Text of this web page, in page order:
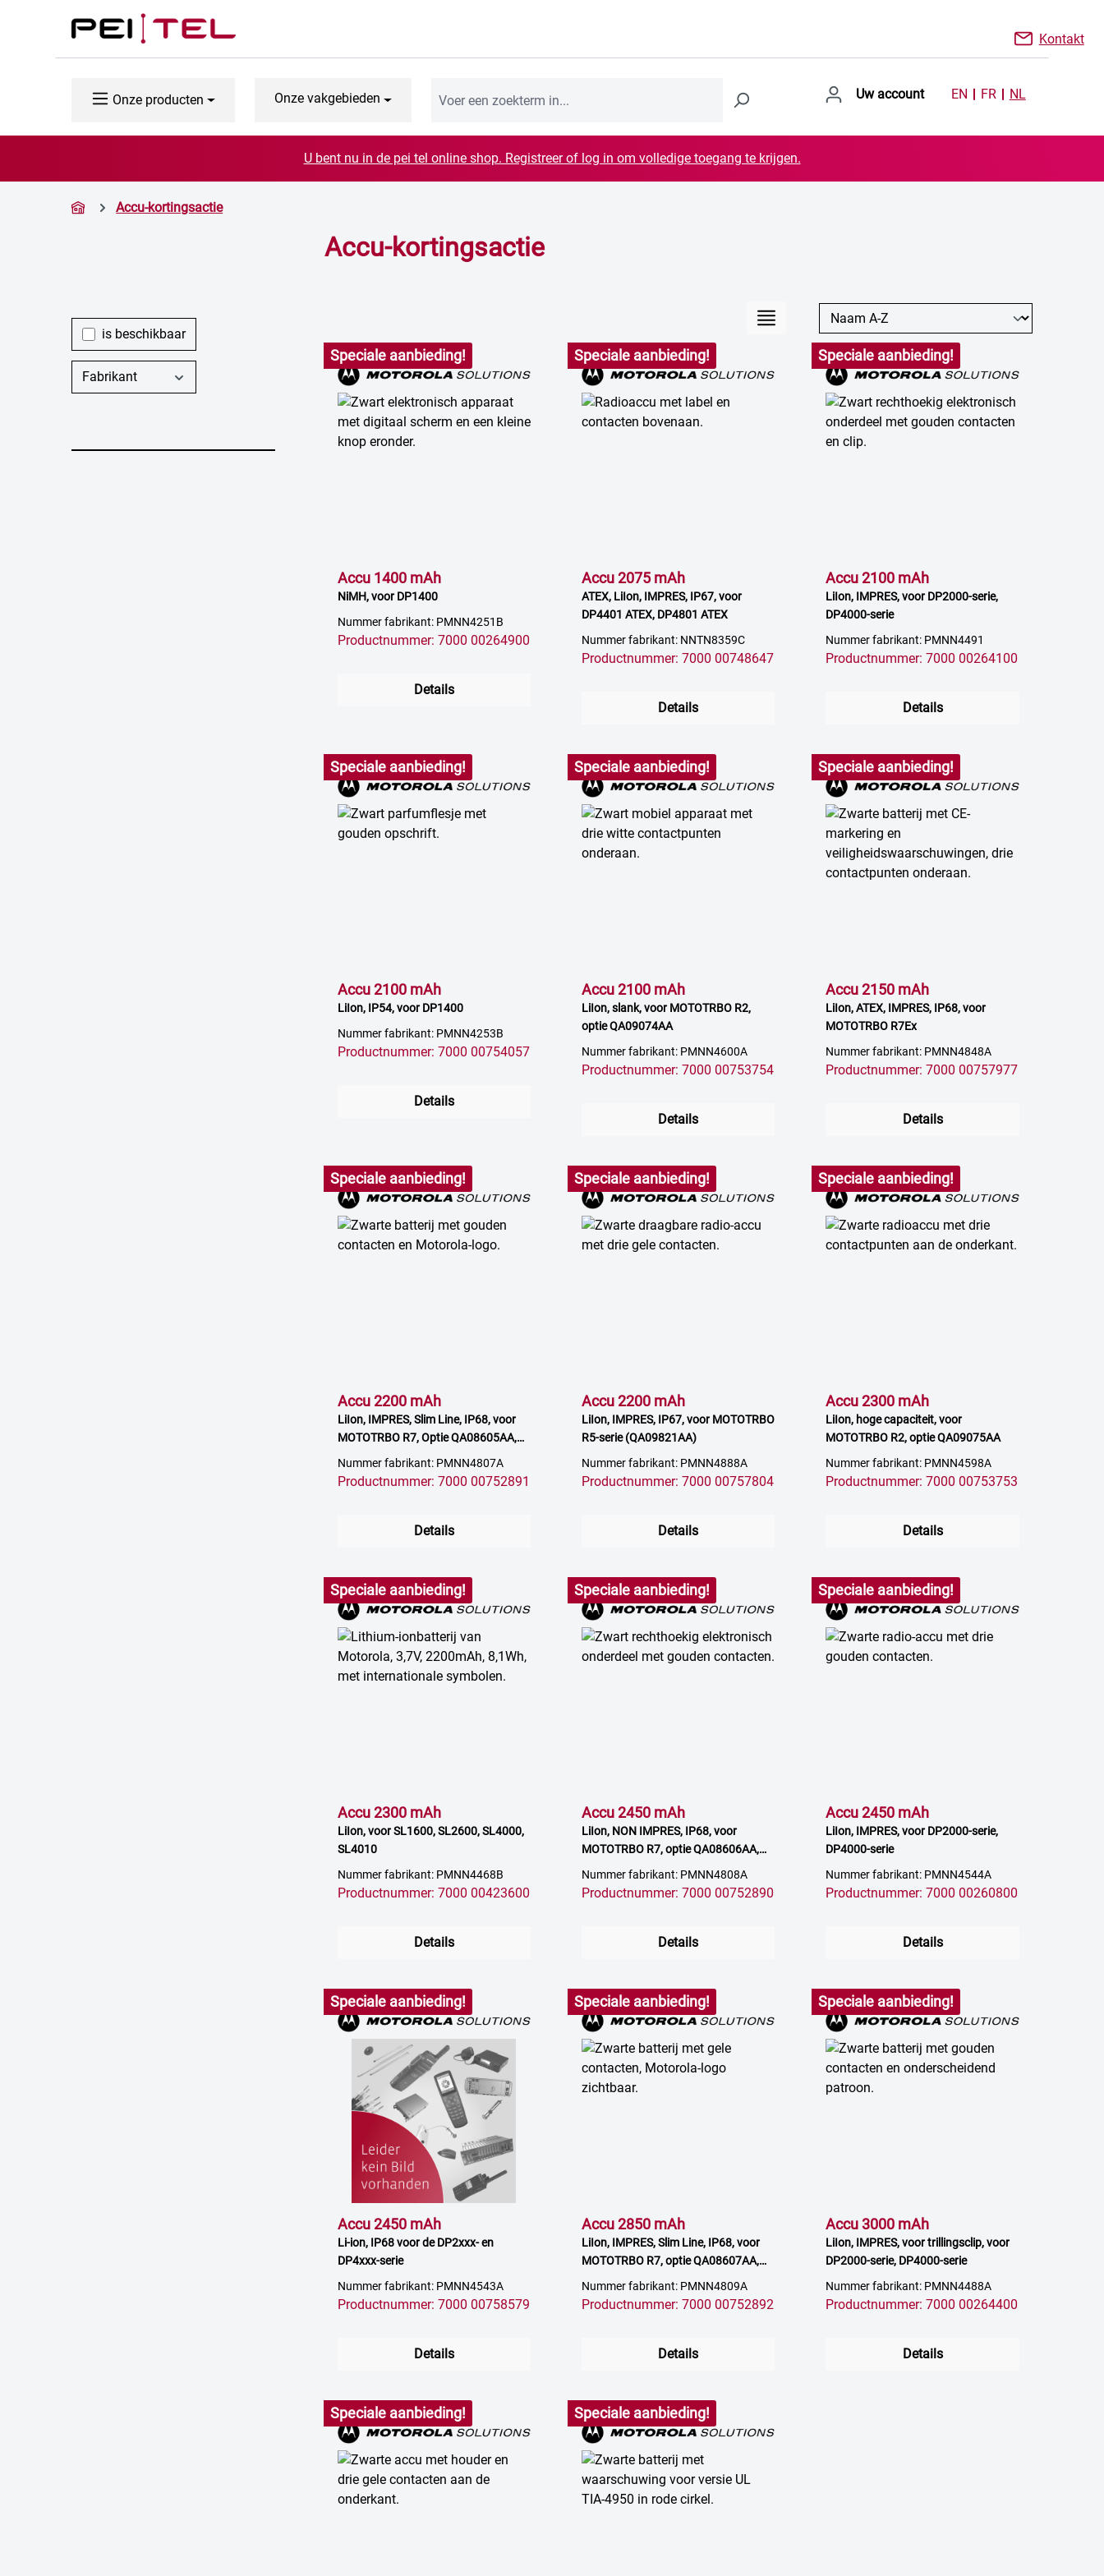
de hoofdinhoud
Ga naar de zoekopdracht
Ga naar de hoofdnavigatie
Kontakt
Onze producten Onze vakgebieden Uw account EN FR NL
U bent nu in de pei tel online shop. Registreer of log in om volledige toegang te krijgen.
Accu-kortingsactie
Accu-kortingsactie
is beschikbaar
Fabrikant
Speciale aanbieding!
Accu 1400 mAh
NiMH, voor DP1400
Nummer fabrikant: PMNN4251B
Productnummer: 7000 00264900
Details
Speciale aanbieding!
Accu 2075 mAh
ATEX, LiIon, IMPRES, IP67, voor
DP4401 ATEX, DP4801 ATEX
Nummer fabrikant: NNTN8359C
Productnummer: 7000 00748647
Details
Speciale aanbieding!
Accu 2100 mAh
LiIon, IMPRES, voor DP2000-serie,
DP4000-serie
Nummer fabrikant: PMNN4491
Productnummer: 7000 00264100
Details
Speciale aanbieding!
Accu 2100 mAh
LiIon, IP54, voor DP1400
Nummer fabrikant: PMNN4253B
Productnummer: 7000 00754057
Details
Speciale aanbieding!
Accu 2100 mAh
LiIon, slank, voor MOTOTRBO R2,
optie QA09074AA
Nummer fabrikant: PMNN4600A
Productnummer: 7000 00753754
Details
Speciale aanbieding!
Accu 2150 mAh
LiIon, ATEX, IMPRES, IP68, voor
MOTOTRBO R7Ex
Nummer fabrikant: PMNN4848A
Productnummer: 7000 00757977
Details
Speciale aanbieding!
Accu 2200 mAh
LiIon, IMPRES, Slim Line, IP68, voor
MOTOTRBO R7, Optie QA08605AA,
QA08862AA
Nummer fabrikant: PMNN4807A
Productnummer: 7000 00752891
Details
Speciale aanbieding!
Accu 2200 mAh
LiIon, IMPRES, IP67, voor MOTOTRBO
R5-serie (QA09821AA)
Nummer fabrikant: PMNN4888A
Productnummer: 7000 00757804
Details
Speciale aanbieding!
Accu 2300 mAh
LiIon, hoge capaciteit, voor
MOTOTRBO R2, optie QA09075AA
Nummer fabrikant: PMNN4598A
Productnummer: 7000 00753753
Details
Speciale aanbieding!
Accu 2300 mAh
LiIon, voor SL1600, SL2600, SL4000,
SL4010
Nummer fabrikant: PMNN4468B
Productnummer: 7000 00423600
Details
Speciale aanbieding!
Accu 2450 mAh
LiIon, NON IMPRES, IP68, voor
MOTOTRBO R7, optie QA08606AA,
QA08863AA
Nummer fabrikant: PMNN4808A
Productnummer: 7000 00752890
Details
Speciale aanbieding!
Accu 2450 mAh
LiIon, IMPRES, voor DP2000-serie,
DP4000-serie
Nummer fabrikant: PMNN4544A
Productnummer: 7000 00260800
Details
Speciale aanbieding!
Accu 2450 mAh
Li-ion, IP68 voor de DP2xxx- en
DP4xxx-serie
Nummer fabrikant: PMNN4543A
Productnummer: 7000 00758579
Details
Speciale aanbieding!
Accu 2850 mAh
LiIon, IMPRES, Slim Line, IP68, voor
MOTOTRBO R7, optie QA08607AA,
QA08864AA
Nummer fabrikant: PMNN4809A
Productnummer: 7000 00752892
Details
Speciale aanbieding!
Accu 3000 mAh
LiIon, IMPRES, voor trillingsclip, voor
DP2000-serie, DP4000-serie
Nummer fabrikant: PMNN4488A
Productnummer: 7000 00264400
Details
Speciale aanbieding! Speciale aanbieding!